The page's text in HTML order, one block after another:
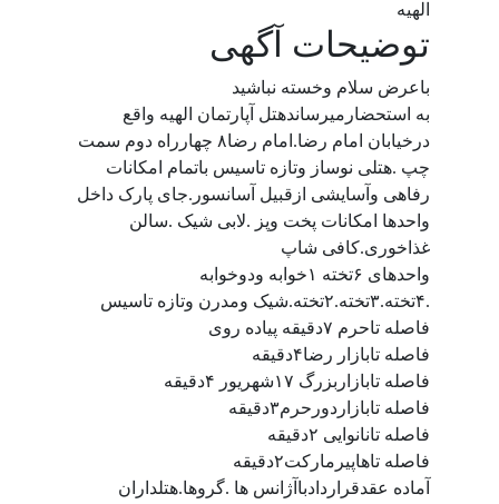
توضیحات آگهی
باعرض سلام وخسته نباشید
به استحضارمیرساندهتل آپارتمان الهیه واقع
درخیابان امام رضا.امام رضا۸ چهارراه دوم سمت
چپ .هتلی نوساز وتازه تاسیس باتمام امکانات
رفاهی وآسایشی ازقبیل آسانسور.جای پارک داخل
واحدها امکانات پخت وپز .لابی شیک .سالن
غذاخوری.کافی شاپ
واحدهای ۶تخته ۱خوابه ودوخوابه
فاصله تاحرم ۷دقیقه پیاده روی
فاصله تابازار رضا۴دقیقه
فاصله تابازاربزرگ ۱۷شهریور ۴دقیقه
فاصله تابازاردورحرم۳دقیقه
فاصله تانانوایی ۲دقیقه
فاصله تاهاپیرمارکت۲دقیقه
آماده عقدقراردادباآژانس ها .گروها.هتلداران